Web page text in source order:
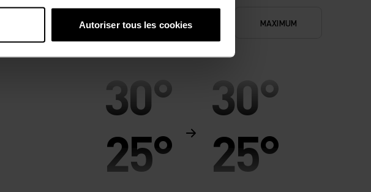
Autoriser tous les cookies
MINIMUM
IDÉAL
MAXIMUM
30°
25°
30°
25°